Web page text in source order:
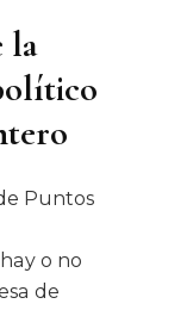
la
Puntos
o no
de